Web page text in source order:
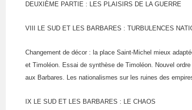
DEUXIÈME PARTIE : LES PLAISIRS DE LA GUERRE
VIII LE SUD ET LES BARBARES : TURBULENCES
Changement de décor : la place Saint-Michel mieux
et Timoléon. Es­sai de synthèse de Timoléon. Nouvel
aux Barbares. Les nationalismes sur les ruines des
IX LE SUD ET LES BARBARES : LE CHAOS